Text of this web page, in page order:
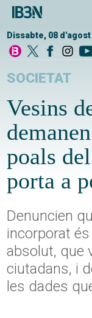
Dissabte, 08
SOCIETAT
Vesins
poals
porta a
Denuncien
incorporat
absolut, que
ciutadans, i
les dades